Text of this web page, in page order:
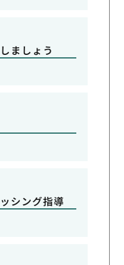
ましょう
シング指導